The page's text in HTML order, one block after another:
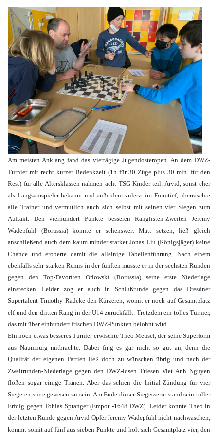
Am meisten Anklang fand das viertägige Jugendosteropen. An dem DWZ-
Turnier mit recht kurzer Bedenkzeit (1h für 30 Züge plus 30 min. für den
Rest) für alle Altersklassen nahmen acht TSG-Kinder teil. Arvid, sonst eher
als Langsamspieler bekannt und außerdem zuletzt im Formtief, überraschte
alle Trainer und vermutlich auch sich selbst mit seinen vier Siegen zum
Auftakt. Den vierhundert Punkte besseren Ranglisten-Zweiten Jeremy
Wadepfuhl (Borussia) konnte er sehenswert Matt setzen, ließ gleich
anschließend auch dem kaum minder starker Jonas Liu (Königsjäger) keine
Chance und eroberte damit die alleinige Tabellenführung. Nach einem
ebenfalls sehr starken Remis in der fünften musste er in der sechsten Runden
gegen den Top-Favoriten Orlowski (Borussia) seine erste Niederlage
einstecken. Leider zog er auch in Schlußrunde gegen das Dresdner
Supertalent Timothy Radeke den Kürzeren, womit er noch auf Gesamtplatz
elf und den dritten Rang in der U14 zurückfällt. Trotzdem ein tolles Turnier,
das mit über einhundert frischen DWZ-Punkten belohnt wird.
Ein noch etwas besseres Turnier erwischte Theo Meusel, der seine Superform
aus Naumburg mitbrachte. Dabei fing es gar nicht so gut an, denn die
Qualität der eigenen Partien ließ doch zu wünschen übrig und nach der
Zweitrunden-Niederlage gegen den DWZ-losen Friesen Viet Anh Nguyen
floßen sogar einige Tränen. Aber das schien die Initial-Zündung für vier
Siege en suite gewesen zu sein. Am Ende dieser Siegesserie stand sein toller
Erfolg gegen Tobias Spranger (Empor -1648 DWZ). Leider konnte Theo in
der letzten Runde gegen Arvid-Opfer Jeremy Wadepfuhl nicht nachwaschen,
kommt somit auf fünf aus sieben Punkte und holt sich Gesamtplatz vier, den